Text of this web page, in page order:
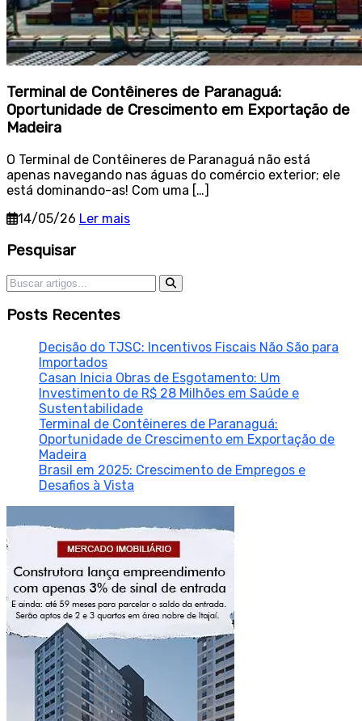
Terminal de Contêineres de Paranaguá:
Oportunidade de Crescimento em Exportação de
Madeira
O Terminal de Contêineres de Paranaguá não está
apenas navegando nas águas do comércio exterior; ele
está dominando-as! Com uma […]
14/05/26 Ler mais
Sidebar
Pesquisar
Pesquisar por:
Posts Recentes
Decisão do TJSC: Incentivos Fiscais Não São para
Importados
Casan Inicia Obras de Esgotamento: Um
Investimento de R$ 28 Milhões em Saúde e
Sustentabilidade
Terminal de Contêineres de Paranaguá:
Oportunidade de Crescimento em Exportação de
Madeira
Brasil em 2025: Crescimento de Empregos e
Desafios à Vista